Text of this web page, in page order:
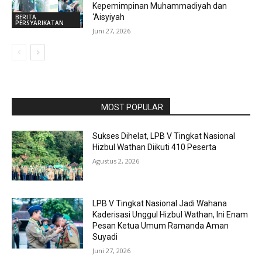
BERITA
PERSYARIKATAN
Kepemimpinan Muhammadiyah dan
‘Aisyiyah
Juni 27, 2026
MOST POPULAR
Sukses Dihelat, LPB V Tingkat Nasional
Hizbul Wathan Diikuti 410 Peserta
Agustus 2, 2026
LPB V Tingkat Nasional Jadi Wahana
Kaderisasi Unggul Hizbul Wathan, Ini Enam
Pesan Ketua Umum Ramanda Aman
Suyadi
Juni 27, 2026